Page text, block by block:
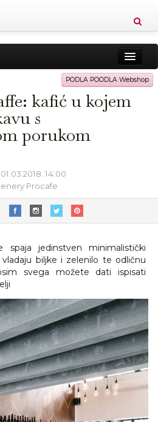
Zdravlje Vitkost
Putovanja Recepti
PODLA POODLA Webshop
kafić u kojem
s
porukom
01.03.2018. 14:00
Procafe
spaja jedinstven minimalistički
biljke i zelenilo te odličnu
svega možete dati ispisati